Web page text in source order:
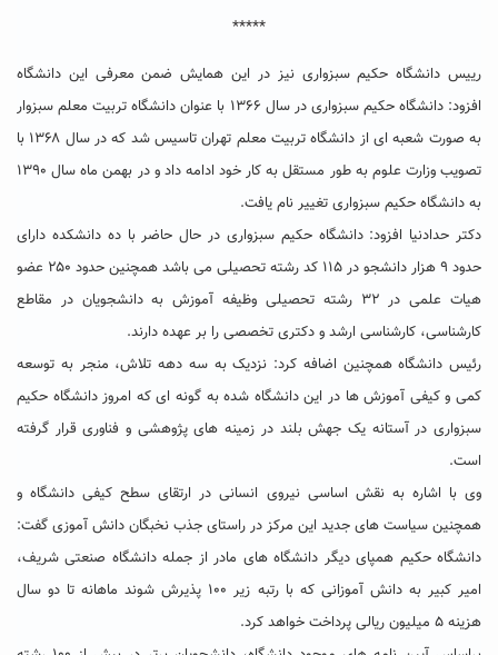
*****
رییس دانشگاه حکیم سبزواری نیز در این همایش ضمن معرفی این دانشگاه
افزود: دانشگاه حکیم سبزواری در سال ۱۳۶۶ با عنوان دانشگاه تربیت معلم سبزوار
به صورت شعبه ای از دانشگاه تربیت معلم تهران تاسیس شد که در سال ۱۳۶۸ با
تصویب وزارت علوم به طور مستقل به کار خود ادامه داد و در بهمن ماه سال ۱۳۹۰
به دانشگاه حکیم سبزواری تغییر نام یافت.
دکتر حدادنیا افزود: دانشگاه حکیم سبزواری در حال حاضر با ده دانشکده دارای
حدود ۹ هزار دانشجو در ۱۱۵ کد رشته تحصیلی می باشد همچنین حدود ۲۵۰ عضو
هیات علمی در ۳۲ رشته تحصیلی وظیفه آموزش به دانشجویان در مقاطع
کارشناسی، کارشناسی ارشد و دکتری تخصصی را بر عهده دارند.
رئیس دانشگاه همچنین اضافه کرد: نزدیک به سه دهه تلاش، منجر به توسعه
کمی و کیفی آموزش ها در این دانشگاه شده به گونه ای که امروز دانشگاه حکیم
سبزواری در آستانه یک جهش بلند در زمینه های پژوهشی و فناوری قرار گرفته
است.
وی با اشاره به نقش اساسی نیروی انسانی در ارتقای سطح کیفی دانشگاه و
همچنین سیاست های جدید این مرکز در راستای جذب نخبگان دانش آموزی گفت:
دانشگاه حکیم همپای دیگر دانشگاه های مادر از جمله دانشگاه صنعتی شریف،
امیر کبیر به دانش آموزانی که با رتبه زیر ۱۰۰ پذیرش شوند ماهانه تا دو سال
هزینه ۵ میلیون ریالی پرداخت خواهد کرد.